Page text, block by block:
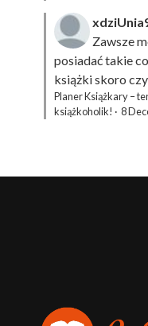
Zawsze
posiadać takie
książki skoro
Planer Książkary –
książkoholik! · 8